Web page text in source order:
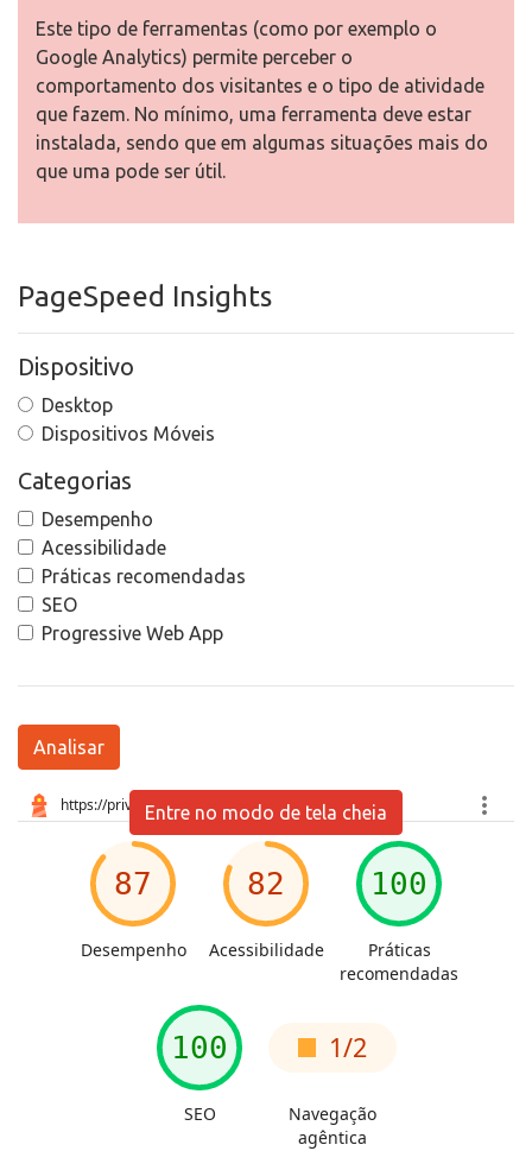
Este tipo de ferramentas (como por exemplo o
Google Analytics) permite perceber o
comportamento dos visitantes e o tipo de atividade
que fazem. No mínimo, uma ferramenta deve estar
instalada, sendo que em algumas situações mais do
que uma pode ser útil.
PageSpeed Insights
Dispositivo
Desktop
Dispositivos Móveis
Categorias
Desempenho
Acessibilidade
Práticas recomendadas
SEO
Progressive Web App
Analisar
Entre no modo de tela cheia